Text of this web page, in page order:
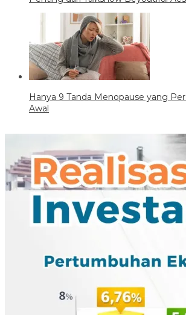
Hanya 9 Tanda Menopause yang
Awal